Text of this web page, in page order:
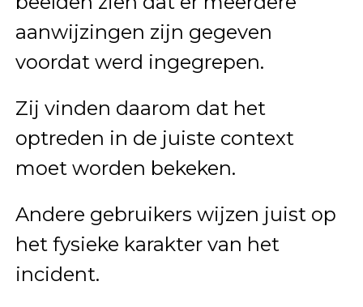
aanwijzingen zijn gegeven
voordat werd ingegrepen.
Zij vinden daarom dat het
optreden in de juiste context
moet worden bekeken.
Andere gebruikers wijzen juist op
het fysieke karakter van het
incident.